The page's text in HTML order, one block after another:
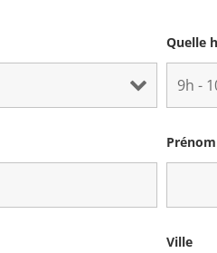
Quelle
Prénom
Ville